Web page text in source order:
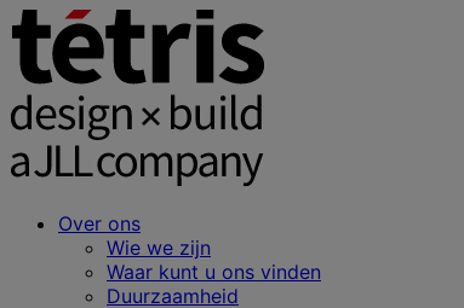
Over ons
Wie we zijn
Waar kunt u ons vinden
Duurzaamheid